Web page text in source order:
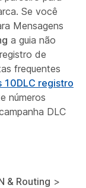
Se você
Mensagens
a guia não
de
frequentes
10DLC registro
números
DLC
& Routing >